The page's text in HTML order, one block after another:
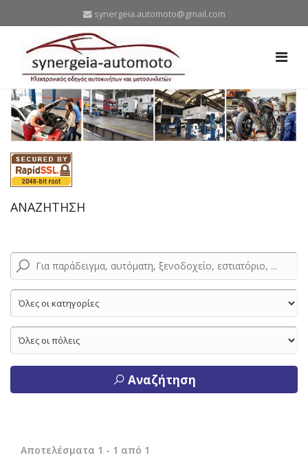
synergeia.automoto@gmail.com
ΑΝΑΖΗΤΗΣΗ
Αναζήτηση
Αποτελέσματα 1 - 1 από 1